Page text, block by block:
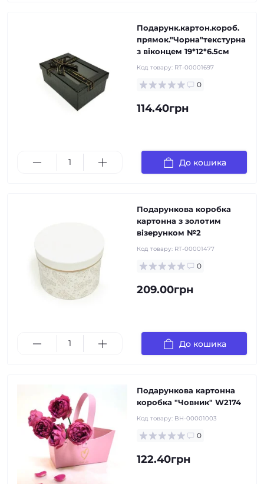
Подарунк.картон.короб.
прямок."Чорна"текстурна
з віконцем 19*12*6.5см
Код товару: RT-00001697
0
114.40грн
До кошика
Подарункова коробка
картонна з золотим
візерунком №2
Код товару: RT-00001477
0
209.00грн
До кошика
Подарункова картонна
коробка "Човник" W2174
Код товару: BH-00001003
0
122.40грн